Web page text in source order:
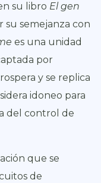
su libro El gen
su semejanza con
es una unidad
por
y se replica
idoneo para
del control de
que se
de